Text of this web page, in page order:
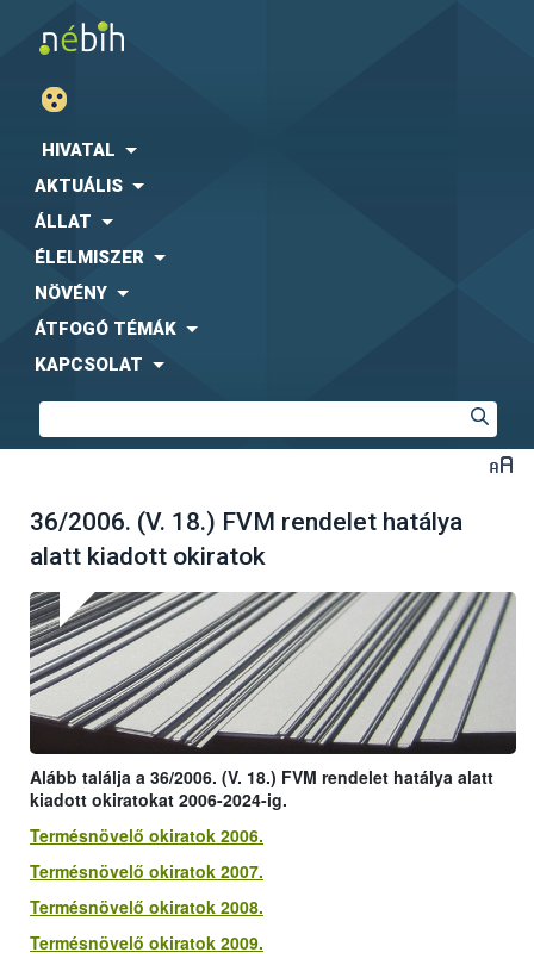
HIVATAL
AKTUÁLIS
ÁLLAT
ÉLELMISZER
NÖVÉNY
ÁTFOGÓ TÉMÁK
KAPCSOLAT
36/2006. (V. 18.) FVM rendelet hatálya
alatt kiadott okiratok
Alább találja a 36/2006. (V. 18.) FVM rendelet hatálya alatt
kiadott okiratokat 2006-2024-ig.
Termésnövelő okiratok 2006.
Termésnövelő okiratok 2007.
Termésnövelő okiratok 2008.
Termésnövelő okiratok 2009.